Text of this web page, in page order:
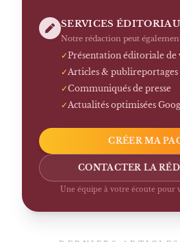
SERVICES
Notre rédaction peut
✓Présentation éditoriale de
✓ Articles & publireportages
✓Communiqués de presse
✓ Actualités optimisées
CRÉER MA
CONTACTER LA
Une équipe à votre écoute pour